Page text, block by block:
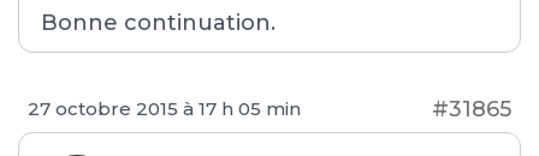
Bonne continuation.
27 octobre 2015 à 17 h 05 min #31865